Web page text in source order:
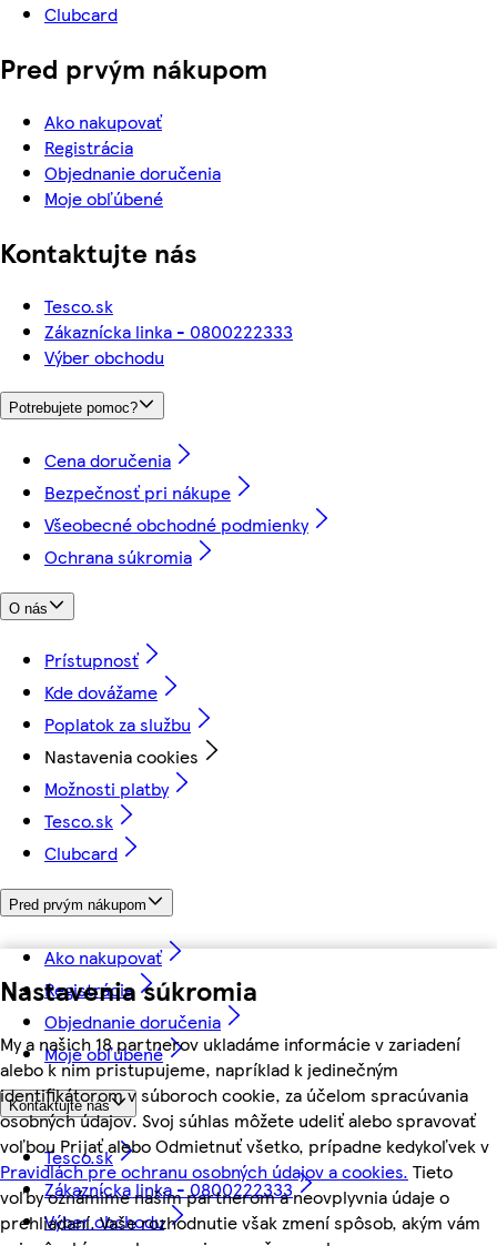
Nastavenia súkromia
My a našich 18 partnerov ukladáme informácie v zariadení
alebo k nim pristupujeme, napríklad k jedinečným
identifikátorom v súboroch cookie, za účelom spracúvania
osobných údajov. Svoj súhlas môžete udeliť alebo spravovať
voľbou Prijať alebo Odmietnuť všetko, prípadne kedykoľvek v
Pravidlách pre ochranu osobných údajov a cookies. Tieto
voľby oznámime našim partnerom a neovplyvnia údaje o
prehliadaní. Vaše rozhodnutie však zmení spôsob, akým vám
Clubcard
Pred prvým nákupom
Ako nakupovať
Registrácia
Objednanie doručenia
Moje obľúbené
Kontaktujte nás
Tesco.sk
Zákaznícka linka - 0800222333
Výber obchodu
Potrebujete pomoc?
Cena doručenia
Bezpečnosť pri nákupe
Všeobecné obchodné podmienky
Ochrana súkromia
O nás
Prístupnosť
Kde dovážame
Poplatok za službu
Nastavenia cookies
Možnosti platby
Tesco.sk
Clubcard
Pred prvým nákupom
Ako nakupovať
Registrácia
Objednanie doručenia
Moje obľúbené
Kontaktujte nás
Tesco.sk
Zákaznícka linka - 0800222333
Výber obchodu